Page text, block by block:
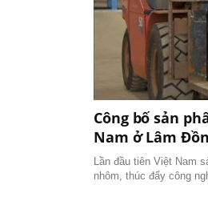
Công bố sản
Nam ở Lâm
Lần đầu tiên Việt Nam
nhôm, thúc đẩy công